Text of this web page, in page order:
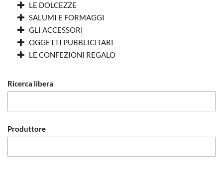
LE DOLCEZZE
SALUMI E FORMAGGI
GLI ACCESSORI
OGGETTI PUBBLICITARI
LE CONFEZIONI REGALO
Ricerca libera
Produttore